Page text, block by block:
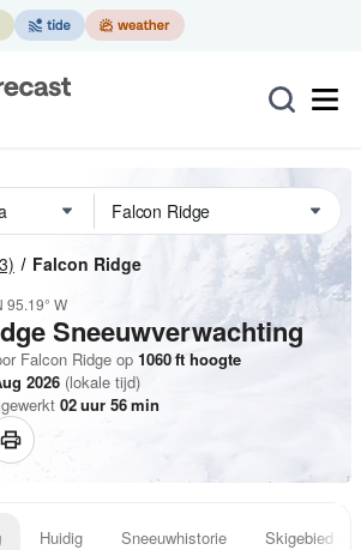
Falcon Ridge
95.19° W
Sneeuwverwachting
Falcon Ridge op 1060ft hoogte
2026 (lokale tijd)
02uur 56min
Huidig Sneeuwhistorie Skigebied